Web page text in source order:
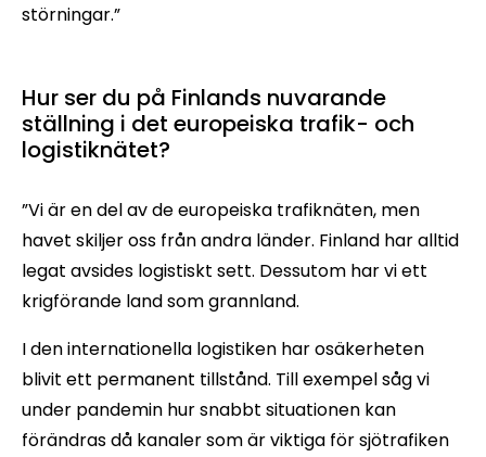
störningar.”
Hur ser du på Finlands nuvarande
ställning i det europeiska trafik- och
logistiknätet?
”Vi är en del av de europeiska trafiknäten, men
havet skiljer oss från andra länder. Finland har alltid
legat avsides logistiskt sett. Dessutom har vi ett
krigförande land som grannland.
I den internationella logistiken har osäkerheten
blivit ett permanent tillstånd. Till exempel såg vi
under pandemin hur snabbt situationen kan
förändras då kanaler som är viktiga för sjötrafiken